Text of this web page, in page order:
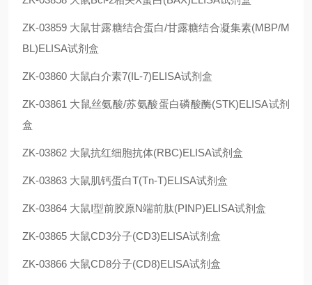
ZK-03859 大鼠甘露糖结合蛋白/甘露糖结合凝集素(MBP/M
BL)ELISA试剂盒
ZK-03860 大鼠白介素7(IL-7)ELISA试剂盒
ZK-03861 大鼠丝氨酸/苏氨酸蛋白磷酸酶(STK)ELISA试剂
盒
ZK-03862 大鼠抗红细胞抗体(RBC)ELISA试剂盒
ZK-03863 大鼠肌钙蛋白T(Tn-T)ELISA试剂盒
ZK-03864 大鼠Ⅰ型前胶原N端前肽(PⅠNP)ELISA试剂盒
ZK-03865 大鼠CD3分子(CD3)ELISA试剂盒
ZK-03866 大鼠CD8分子(CD8)ELISA试剂盒